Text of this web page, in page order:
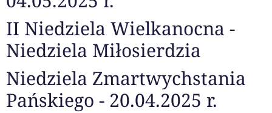
II Niedziela Wielkanocna -
Niedziela Miłosierdzia
Niedziela Zmartwychstania
Pańskiego - 20.04.2025 r.